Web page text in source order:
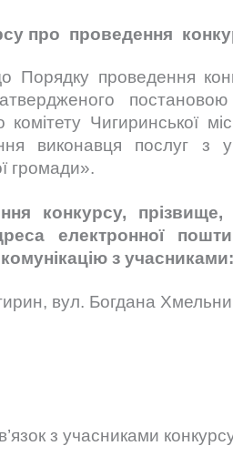
про проведення
Порядку проведення
постановою
Чигиринської
виконавця послуг
громади».
конкурсу, прізвище,
електронної
з учасниками:
вул. Богдана
з учасниками